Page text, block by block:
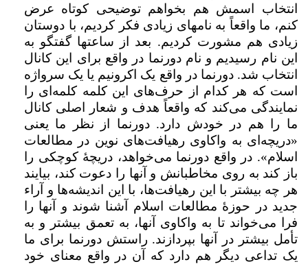
انتخاب اسمش هم بخواهم توضیحی کوتاه عرض
کنم، ما واقعاً به نامهای زیادی فکر کردیم، با دوستان
زیادی هم مشورت کردیم. بعد از ساعتها گفتگو به
این نام رسیدیم و نام دورنما در واقع برای این کانال
انتخاب شد. دورنما در واقع یک اکرونیم یا یک سرواژه
است که هر کدام از حرف‌های این کلمه کلمه‌ای را
نمایندگی می‌کند که واقعاً هدف و شعار اصلی کانال
ما را هم در خودش دارد. دورنما از نظر ما یعنی
«دریچه‌ای به واکاوی رهیافت‌های نوین در مطالعات
اسلام». در واقع دورنما می‌خواهد، دریچۀ کوچکی را
باز کند به روی مخاطبانش و آنها را دعوت کند، بیایند
هر چه بیشتر با این رهیافت‌ها، با این اندیشه‌ها و آراء
جدید در حوزۀ مطالعات اسلام آشنا شوند و آنها را
فرا می‌خواند تا به واکاوی آنها، به تعمق بیشتر و به
تأمل بیشتر در آنها بپردازند. راستش دورنما برای ما
یک تداعی دیگر هم دارد که آن در واقع معنای خود